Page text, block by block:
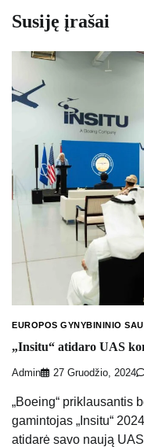
Susiję įrašai
EUROPOS GYNYBININIO
„Insitu“ atidaro UAS
Admin 27 Gruodžio, 2024
„Boeing“ priklausantis
gamintojas „Insitu“
atidarė savo naują